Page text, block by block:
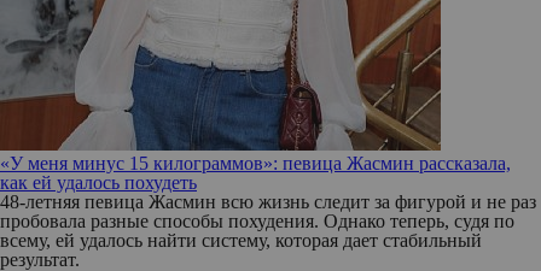
«У меня минус 15 килограммов»: певица Жасмин рассказала,
как ей удалось похудеть
48-летняя певица Жасмин всю жизнь следит за фигурой и не раз
пробовала разные способы похудения. Однако теперь, судя по
всему, ей удалось найти систему, которая дает стабильный
результат.